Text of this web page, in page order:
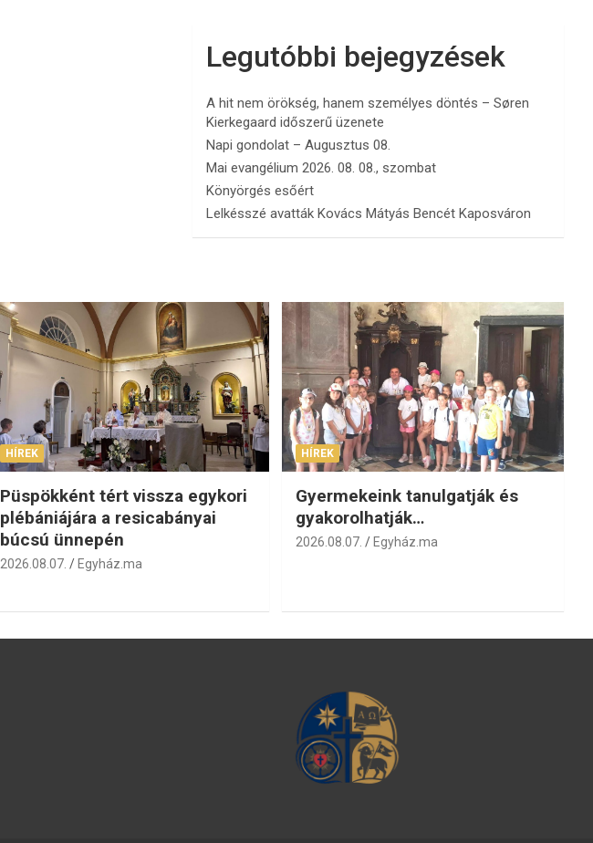
Legutóbbi bejegyzések
A hit nem örökség, hanem személyes döntés – Søren
Kierkegaard időszerű üzenete
Napi gondolat – Augusztus 08.
Mai evangélium 2026. 08. 08., szombat
Könyörgés esőért
Lelkésszé avatták Kovács Mátyás Bencét Kaposváron
HÍREK
Püspökként tért vissza egykori
plébániájára a resicabányai
búcsú ünnepén
2026.08.07. Egyház.ma
HÍREK
Gyermekeink tanulgatják és
gyakorolhatják…
2026.08.07. Egyház.ma